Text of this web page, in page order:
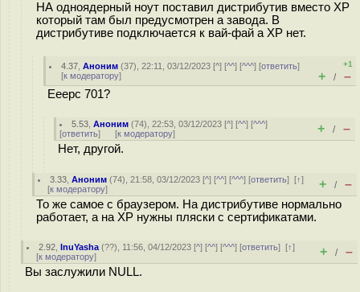
НА одноядерный ноут поставил дистрибутив вместо ХР
который там был предусмотрен а завода. В
дистрибутиве подключается к вай-фай а ХР нет.
4.37 ,Аноним (37), 22:11, 03/12/2023 [^] [^^] [^^^] [ответить]
[к модератору]
+1
+ / –
Eeepc 701?
5.53 ,Аноним (74), 22:53, 03/12/2023 [^] [^^] [^^^]
[ответить] [к модератору] + / –
Нет, другой.
3.33 ,Аноним (74), 21:58, 03/12/2023 [^] [^^] [^^^] [ответить][↑]
[к модератору] + / –
То же самое с браузером. На дистрибутиве нормально
работает, а на ХР нужны пляски с сертификатами.
2.92 ,InuYasha (??), 11:56, 04/12/2023 [^] [^^] [^^^] [ответить][↑]
[к модератору] + / –
Вы заслужили NULL.